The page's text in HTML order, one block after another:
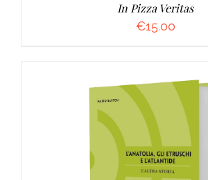
In Pizza Veritas
€15.00